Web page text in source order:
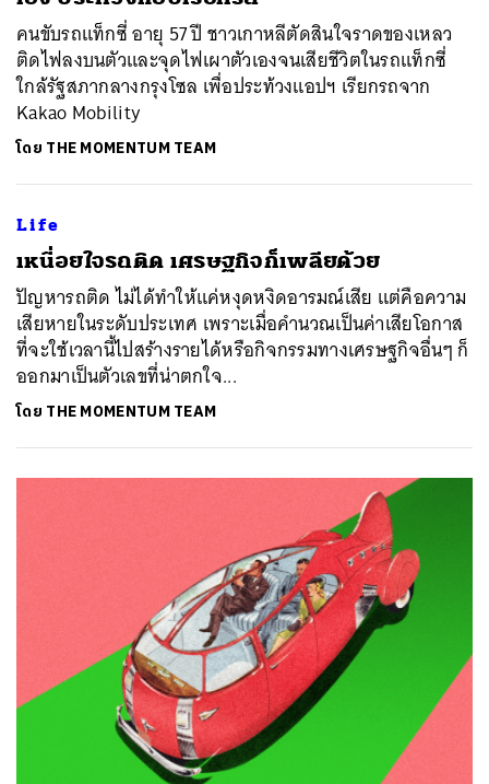
คนขับรถแท็กซี่ อายุ 57 ปี ชาวเกาหลีตัดสินใจราดของเหลว
ติดไฟลงบนตัวและจุดไฟเผาตัวเองจนเสียชีวิตในรถแท็กซี่
ใกล้รัฐสภากลางกรุงโซล เพื่อประท้วงแอปฯ เรียกรถจาก
Kakao Mobility
โดย THE MOMENTUM TEAM
Life
เหนื่อยใจรถติด เศรษฐกิจก็เพลียด้วย
ปัญหารถติด ไม่ได้ทำให้แค่หงุดหงิดอารมณ์เสีย แต่คือความ
เสียหายในระดับประเทศ เพราะเมื่อคำนวณเป็นค่าเสียโอกาส
ที่จะใช้เวลานี้ไปสร้างรายได้หรือกิจกรรมทางเศรษฐกิจอื่นๆ ก็
ออกมาเป็นตัวเลขที่น่าตกใจ...
โดย THE MOMENTUM TEAM